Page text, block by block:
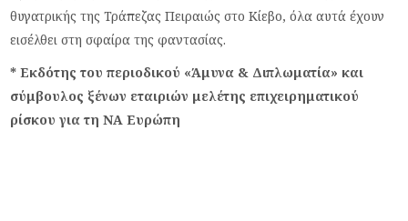
θυγατρικής της Τράπεζας Πειραιώς στο Κίεβο, όλα αυτά έχουν
εισέλθει στη σφαίρα της φαντασίας.
* Εκδότης του περιοδικού «Άμυνα & Διπλωματία» και
σύμβουλος ξένων εταιριών μελέτης επιχειρηματικού
ρίσκου για τη ΝΑ Ευρώπη